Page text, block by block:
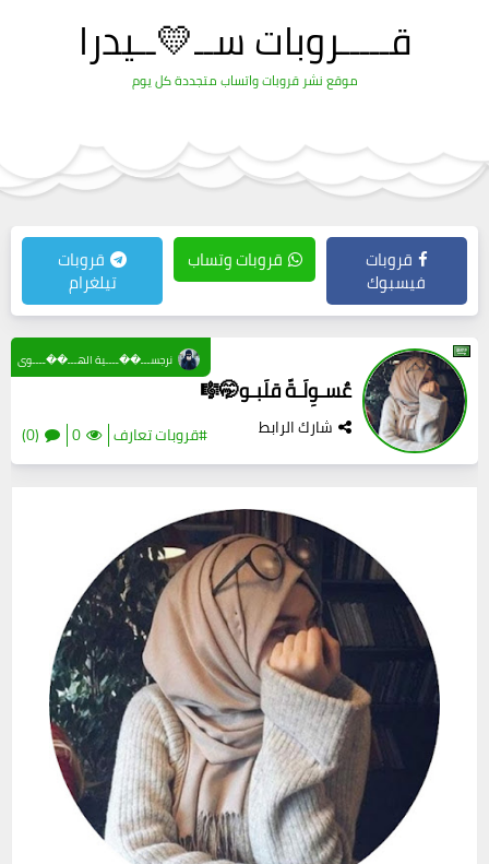
قـــــروبات ســ💛ــيدرا
موقع نشر قروبات واتساب متجددة كل يوم
قروبات
فيسبوك
قروبات وتساب قروبات
تيلغرام
عٌسـوِلَـةّ قلَبـو🤭🎼
شارك الرابط #قروبات تعارف 0
(0)
نرجســـ��ــــية الهـــ��ــــوى